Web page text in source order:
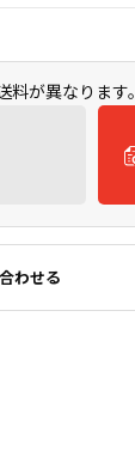
が異なります。
わせる